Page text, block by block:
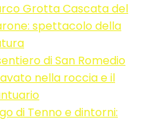
Grotta Cascata del
spettacolo della
di San Romedio
nella roccia e il
di Tenno e dintorni: